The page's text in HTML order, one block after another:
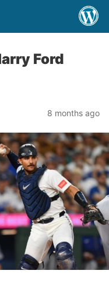
Ford
8 months ago